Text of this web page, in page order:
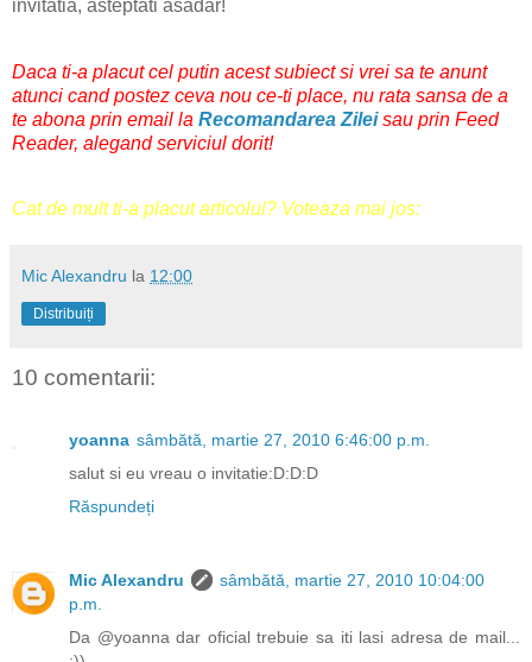
invitatia, asteptati asadar!
Daca ti-a placut cel putin acest subiect si vrei sa te anunt
atunci cand postez ceva nou ce-ti place, nu rata sansa de a
te abona prin email la Recomandarea Zileisau prin Feed
Reader, alegand serviciul dorit!
Cat de mult ti-a placut articolul? Voteaza mai jos:
Mic Alexandru la 12:00
Distribuiți
10 comentarii:
yoanna sâmbătă, martie 27, 2010 6:46:00 p.m.
salut si eu vreau o invitatie:D:D:D
Răspundeți
Mic Alexandru
sâmbătă, martie 27, 2010 10:04:00
p.m.
Da @yoanna dar oficial trebuie sa iti lasi adresa de mail...